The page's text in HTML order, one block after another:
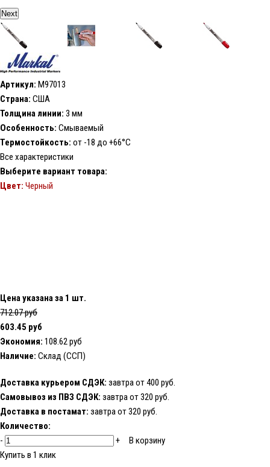
Next
Артикул: M97013
Страна: США
Толщина линии: 3 мм
Особенность: Смываемый
Термостойкость: от -18 до +66°С
Все характеристики
Выберите вариант товара:
Цвет: Черный
Цена указана за 1 шт.
712.07 руб
603.45 руб
Экономия: 108.62 руб
Наличие: Склад (ССП)
Доставка курьером СДЭК: завтра от 400 руб.
Самовывоз из ПВЗ СДЭК: завтра от 320 руб.
Доставка в постамат: завтра от 320 руб.
Количество:
-
+
В корзину
Купить в 1 клик